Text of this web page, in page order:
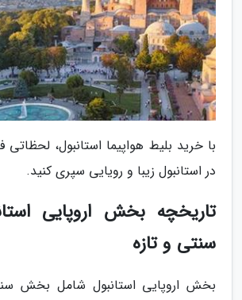
با خرید بلیط هواپیما استانبول،
در استانبول زیبا و رویایی سپری کنید.
تاریخچه بخش اروپایی
سنتی و تازه
بخش اروپایی استانبول شامل بخش